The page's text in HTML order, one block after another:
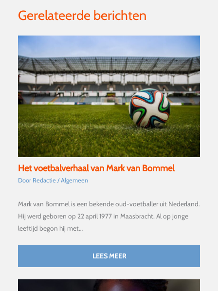
Gerelateerde berichten
Het voetbalverhaal van Mark van Bommel
Door Redactie /Algemeen
Mark van Bommel is een bekende oud-voetballer uit Nederland.
Hij werd geboren op 22 april 1977 in Maasbracht. Al op jonge
leeftijd begon hij met…
LEES MEER